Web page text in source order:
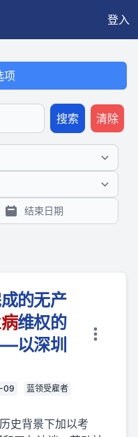
登入
项
搜索 清除
的无产
病维权的
以深圳
09
蓝领受雇者
史背景下加以考